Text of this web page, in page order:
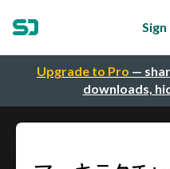
Upgrade to Pro —
downloads,
Sign